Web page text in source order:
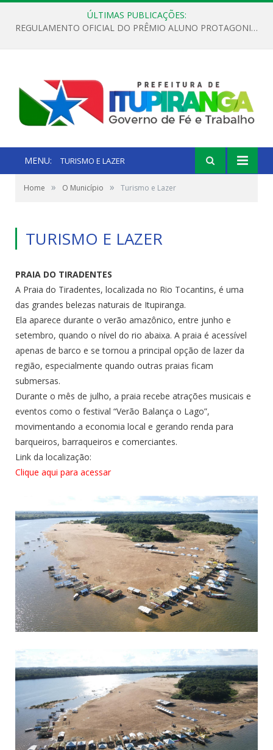
ÚLTIMAS PUBLICAÇÕES:
REGULAMENTO OFICIAL DO PRÊMIO ALUNO PROTAGONISTA – EDIÇÃO 2026
MENU: TURISMO E LAZER
Home » O Município » Turismo e Lazer
TURISMO E LAZER
PRAIA DO TIRADENTES
A Praia do Tiradentes, localizada no Rio Tocantins, é uma
das grandes belezas naturais de Itupiranga.
Ela aparece durante o verão amazônico, entre junho e
setembro, quando o nível do rio abaixa. A praia é acessível
apenas de barco e se tornou a principal opção de lazer da
região, especialmente quando outras praias ficam
submersas.
Durante o mês de julho, a praia recebe atrações musicais e
eventos como o festival “Verão Balança o Lago”,
movimentando a economia local e gerando renda para
barqueiros, barraqueiros e comerciantes.
Link da localização:
Clique aqui para acessar